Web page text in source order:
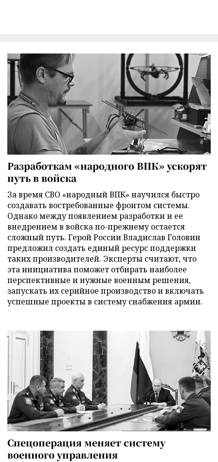
Разработкам «народного ВПК» ускорят
путь в войска
За время СВО «народный ВПК» научился быстро
создавать востребованные фронтом системы.
Однако между появлением разработки и ее
внедрением в войска по-прежнему остается
сложный путь. Герой России Владислав Головин
предложил создать единый ресурс поддержки
таких производителей. Эксперты считают, что
эта инициатива поможет отбирать наиболее
перспективные и нужные военным решения,
запускать их серийное производство и включать
успешные проекты в систему снабжения армии.
Спецоперация меняет систему
военного управления